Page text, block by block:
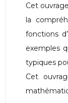
Cet
la
fonctions
exemples
typiques
Cet